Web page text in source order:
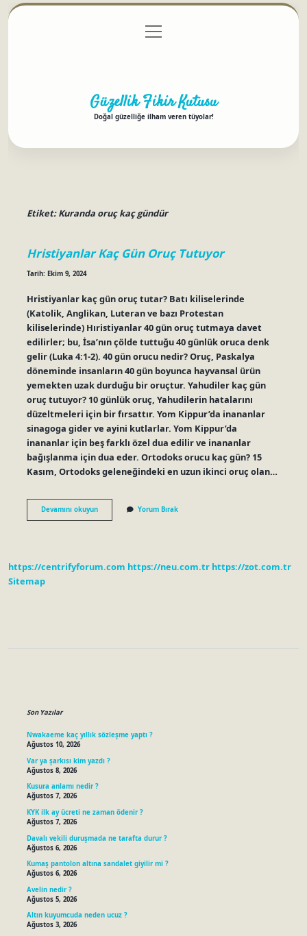
Gizlilik Politikası
menüyü
aç
Güzellik Fikir Kutusu
Doğal güzelliğe ilham veren tüyolar!
Etiket:Kuranda oruç kaç gündür
Hristiyanlar Kaç Gün Oruç Tutuyor
Tarih: Ekim 9, 2024
Hristiyanlar kaç gün oruç tutar? Batı kiliselerinde
(Katolik, Anglikan, Luteran ve bazı Protestan
kiliselerinde) Hıristiyanlar 40 gün oruç tutmaya davet
edilirler; bu, İsa’nın çölde tuttuğu 40 günlük oruca denk
gelir (Luka 4:1-2). 40 gün orucu nedir? Oruç, Paskalya
döneminde insanların 40 gün boyunca hayvansal ürün
yemekten uzak durduğu bir oruçtur. Yahudiler kaç gün
oruç tutuyor? 10 günlük oruç, Yahudilerin hatalarını
düzeltmeleri için bir fırsattır. Yom Kippur’da inananlar
sinagoga gider ve ayini kutlarlar. Yom Kippur’da
inananlar için beş farklı özel dua edilir ve inananlar
bağışlanma için dua eder. Ortodoks orucu kaç gün? 15
Kasım, Ortodoks geleneğindeki en uzun ikinci oruç olan…
Devamını okuyunHristiyanlar
Kaç
Yorum Bırak
https://centrifyforum.com https://neu.com.tr https://zot.com.tr
Sitemap
Son Yazılar
Nwakaeme kaç yıllık sözleşme yaptı ?
Ağustos 10, 2026
Var ya şarkısı kim yazdı ?
Ağustos 8, 2026
Kusura anlamı nedir ?
Ağustos 7, 2026
KYK ilk ay ücreti ne zaman ödenir ?
Ağustos 7, 2026
Davalı vekili duruşmada ne tarafta durur ?
Ağustos 6, 2026
Kumaş pantolon altına sandalet giyilir mi ?
Ağustos 6, 2026
Avelin nedir ?
Ağustos 5, 2026
Altın kuyumcuda neden ucuz ?
Ağustos 3, 2026